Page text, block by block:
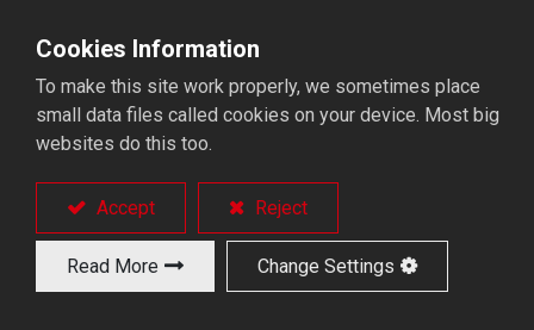
产品
长棒材送料机
短棒材送料机
棒材送料机配件
整廠解決方案
应用产业
Cookies Information
To make this site work properly, we sometimes place
small data files called cookies on your device. Most big
websites do this too.
Accept Reject
Read More Change Settings